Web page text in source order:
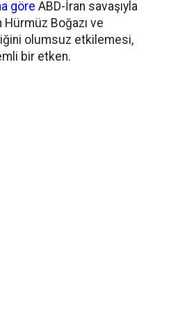
göre ABD-İran savaşıyla
Hürmüz Boğazı ve
olumsuz etkilemesi,
bir etken.